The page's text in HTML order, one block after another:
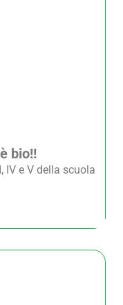
bio!!
IV e V della scuola